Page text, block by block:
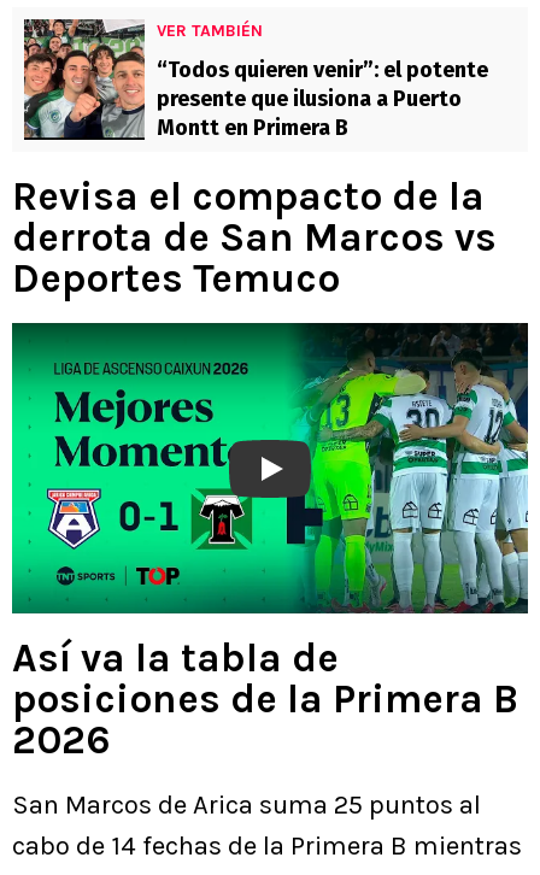
VER TAMBIÉN
“Todos quieren venir”: el potente
presente que ilusiona a Puerto
Montt en Primera B
Revisa el compacto de la
derrota de San Marcos vs
Deportes Temuco
Play
Así va la tabla de
posiciones de la Primera B
2026
San Marcos de Arica suma 25 puntos al
cabo de 14 fechas de la Primera B mientras